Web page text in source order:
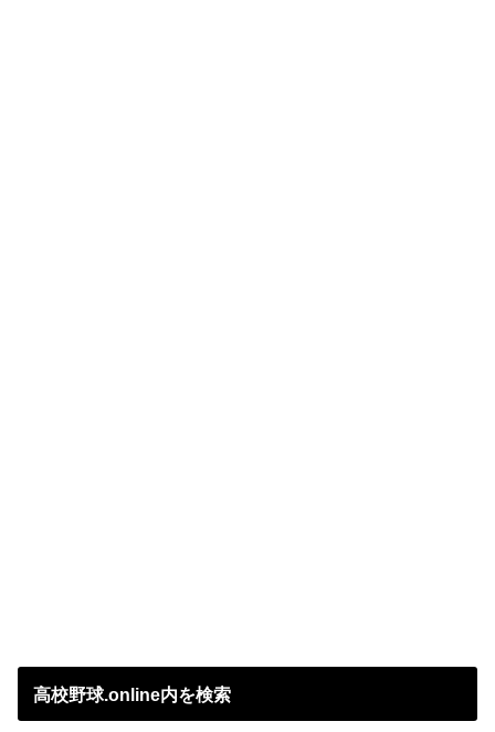
高校野球.online内を検索